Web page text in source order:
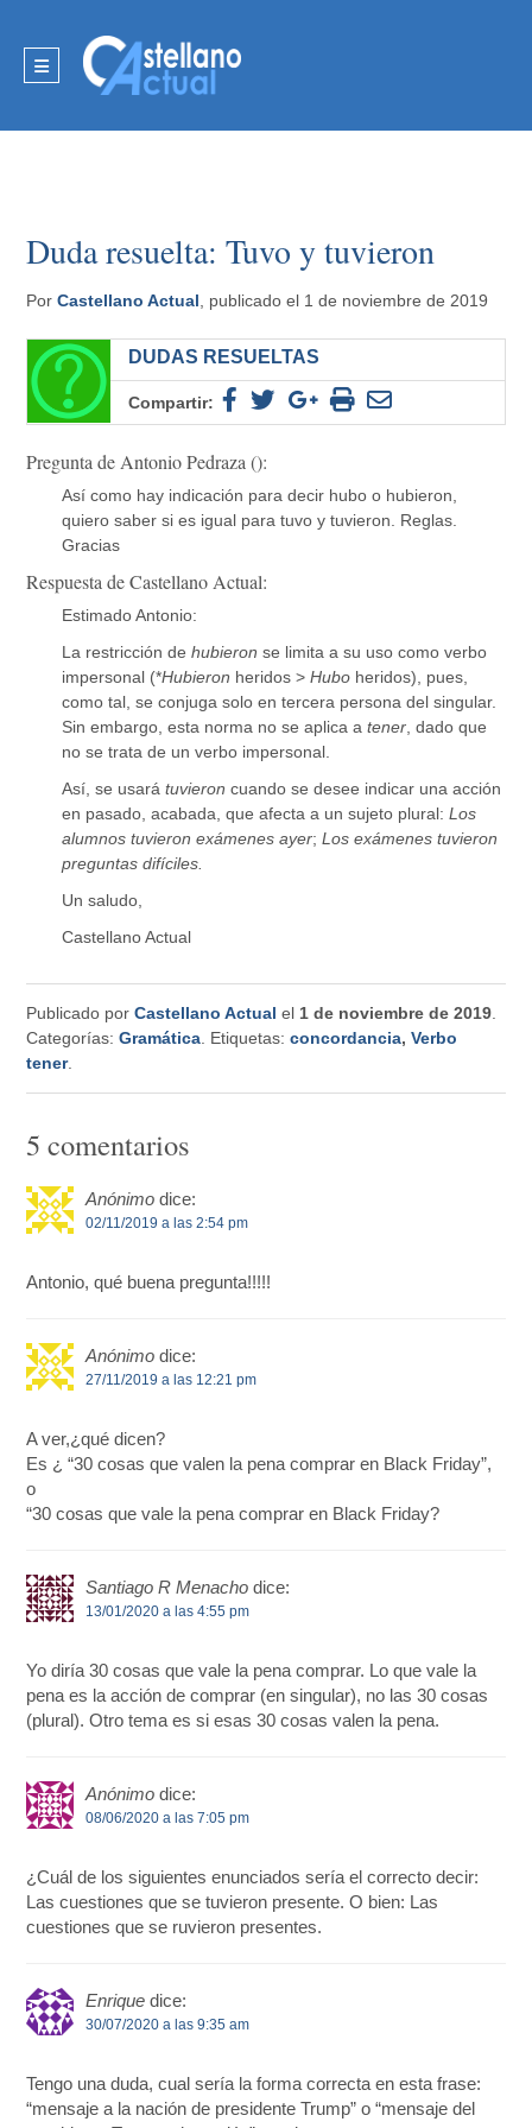
Duda resuelta: Tuvo y tuvieron
PorCastellano Actual , publicado el 1 de noviembre de 2019
DUDAS RESUELTAS
Compartir:
Pregunta de Antonio Pedraza ():
Así como hay indicación para decir hubo o hubieron,
quiero saber si es igual para tuvo y tuvieron. Reglas.
Gracias
Respuesta de Castellano Actual:
Estimado Antonio:
La restricción dehubieronse limita a su uso como verbo
impersonal (*Hubieron heridos >Hubo heridos), pues,
como tal, se conjuga solo en tercera persona del singular.
Sin embargo, esta norma no se aplica atener , dado que
no se trata de un verbo impersonal.
Así, se usarátuvieron cuando se desee indicar una acción
en pasado, acabada, que afecta a un sujeto plural:Los
alumnos tuvieron exámenes ayer;Los exámenes tuvieron
preguntas difíciles.
Un saludo,
Castellano Actual
Publicado porCastellano Actual el 1 de noviembre de 2019
Categorías:Gramática . Etiquetas:concordancia,Verbo
tener.
5 comentarios
Anónimo dice:
02/11/2019 a las 2:54 pm
Antonio, qué buena pregunta!!!!!
Anónimo dice:
27/11/2019 a las 12:21 pm
A ver,¿qué dicen?
Es ¿ “30 cosas que valen la pena comprar en Black Friday”,
o
“30 cosas que vale la pena comprar en Black Friday?
Santiago R Menacho dice:
13/01/2020 a las 4:55 pm
Yo diría 30 cosas que vale la pena comprar. Lo que vale la
pena es la acción de comprar (en singular), no las 30 cosas
(plural). Otro tema es si esas 30 cosas valen la pena.
Anónimo dice:
08/06/2020 a las 7:05 pm
¿Cuál de los siguientes enunciados sería el correcto decir:
Las cuestiones que se tuvieron presente. O bien: Las
cuestiones que se ruvieron presentes.
Enrique dice:
30/07/2020 a las 9:35 am
Tengo una duda, cual sería la forma correcta en esta frase:
“mensaje a la nación de presidente Trump” o “mensaje del